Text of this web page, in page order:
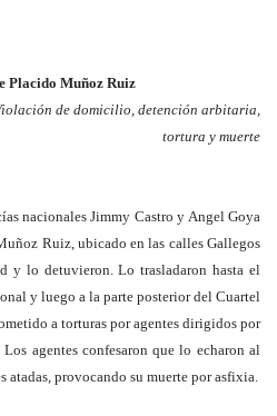
Placido Muñoz Ruiz
de domicilio, detención arbitaria,
tortura y muerte
nacionales Jimmy Castro y Angel Goya
Ruiz, ubicado en las calles Gallegos
y lo detuvieron. Lo trasladaron hasta el
y luego a la parte posterior del Cuartel
a torturas por agentes dirigidos por
agentes confesaron que lo echaron al
atadas, provocando su muerte por asfixia.